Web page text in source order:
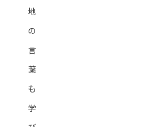
地
の
言
葉
も
学